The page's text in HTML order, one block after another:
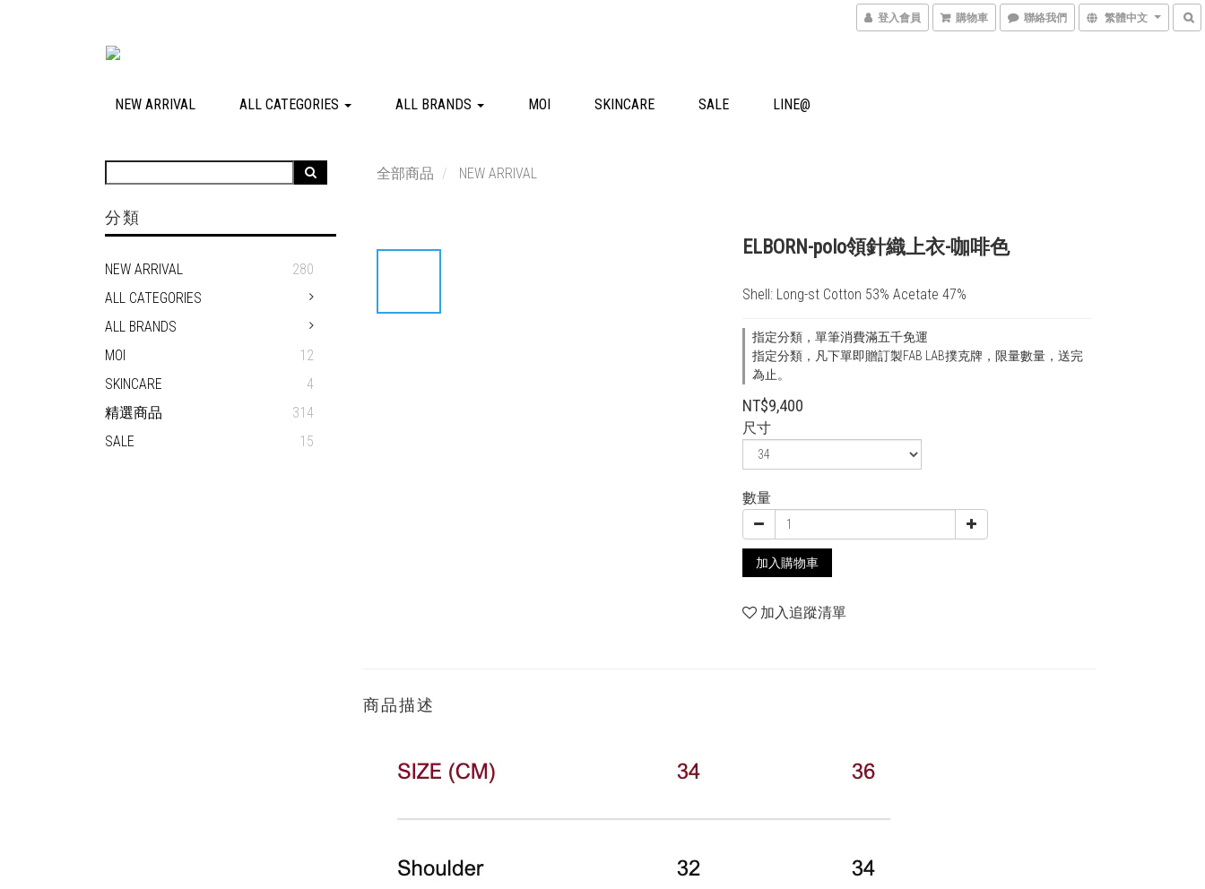
登入會員 購物車 聯絡我們 繁體中文
NEW ARRIVAL ALL CATEGORIES ALL BRANDS MOI SKINCARE SALE LINE@
分類
NEW ARRIVAL
280
ALL CATEGORIES
ALL BRANDS
MOI
12
SKINCARE
4
精選商品
314
SALE
15
全部商品 NEW ARRIVAL
ELBORN-polo領針織上衣-咖啡色
Shell: Long-st Cotton 53% Acetate 47%
指定分類，單筆消費滿五千免運
指定分類，凡下單即贈訂製FAB LAB撲克牌，限量數量，送完
為止。
NT$9,400
尺寸
數量
加入購物車
加入追蹤清單
商品描述